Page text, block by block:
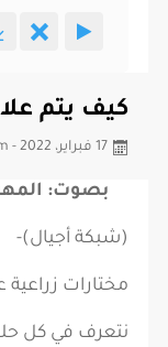
كيف يتم
17 فبراير، 2022 - 11:02am
بصوت:
(شبكة أجيال)-
مختارات زراعية
نتعرف في كل